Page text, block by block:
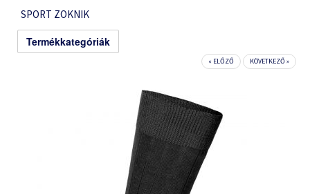
SPORT ZOKNIK
Termékkategóriák
« ELŐZŐ KÖVETKEZŐ »